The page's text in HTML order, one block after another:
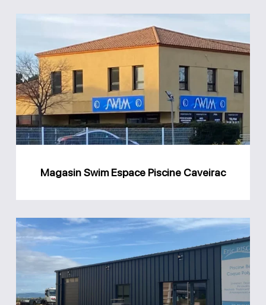
Magasin
Swim
Espace
Piscine
Caveirac
Magasin Swim Espace Piscine Caveirac
Magasin
Eric